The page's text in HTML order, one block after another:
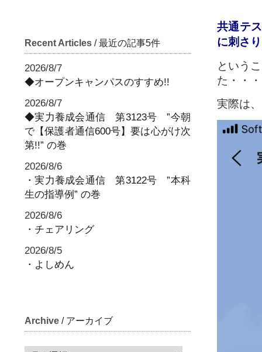
Recent Articles / 最近の記事5件
2026/8/7
◆オープンキャンパスのすすめ!!
2026/8/7
◆実力養成会通信 第3123号 ”今朝
で【保護者通信600号】要は心がけ次
第!!” の巻
2026/8/6
・実力養成会通信 第3122号 ”本科
生の指導例” の巻
2026/8/6
・チェアリング
2026/8/5
・よしめん
Archive / アーカイブ
共通テ
に刺さ
という
た・・
実際は